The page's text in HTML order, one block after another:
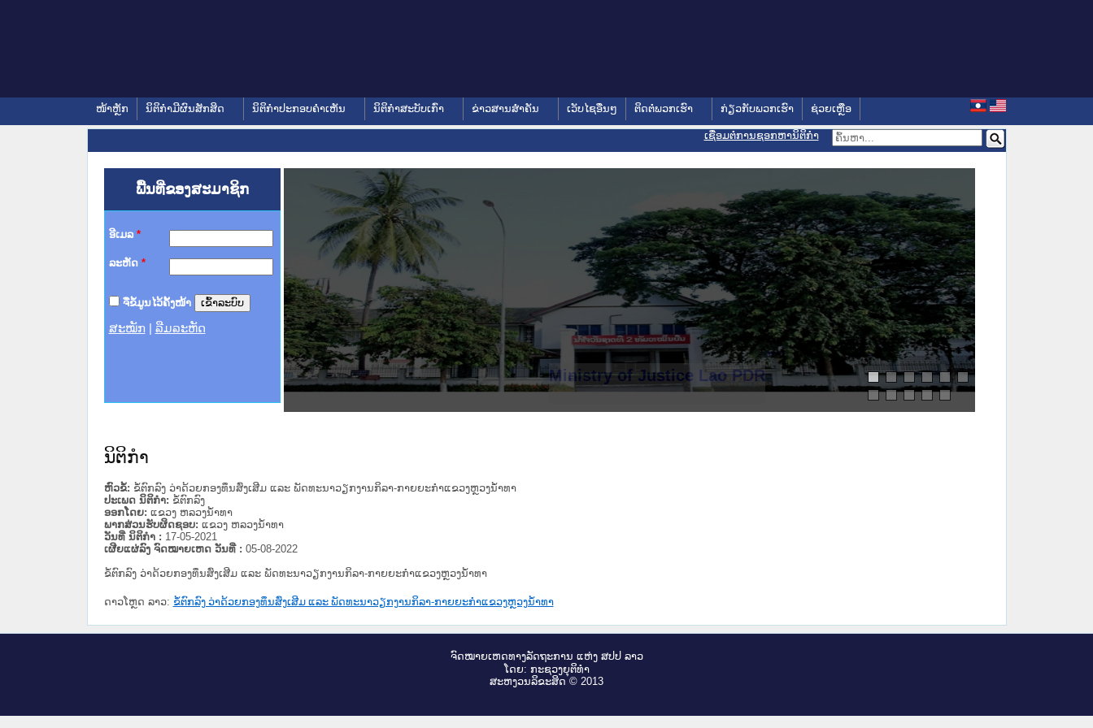
ໜ້າຫຼັກ ນິຕິກໍາມີຜົນສັກສິດ ນິຕິກໍາປະກອບຄໍາເຫັນ ນິຕິກໍາສະບັບເກົ່າ ຂ່າວສານສໍາຄັນ ເວັບໄຊອື່ນໆ ຕິດຕໍ່ພວກເຮົາ ກ່ຽວກັບພວກເຮົາ ຊ່ວຍເຫຼືອ
ເຊື່ອມຕໍ່ການຊອກຫານິຕິກຳ
ພື້ນທີ່ຂອງສະມາຊິກ
ອີເມລ *
ລະຫັດ *
ຈື່ຂໍ້ມູນໄວ້ຄັ້ງໜ້າ
ສະໝັກ ລືມລະຫັດ
Ministry of Justice Lao PDR
ານສະພາປະຊາຊົນ ພາກເໜືອ
ທາງລັດຖະການ
ສຳລັບ ພາກກາງ
ສຳລັບ ພາກໃຕ້
ວິທະຍາຄານຕຳຫຼວດປະຊາຊົນ
ວິທະຍາຄານສັນຕິບານປະຊາຊົນ
າຍເຫດທາງລັດຖະການໃຫ້ຜູ້ປະສານງານ
ຂັ້ນແຂວງພາກເໜືອ
ານສະພາປະຊາຊົນ ພາກກາງ
ນິຕິກໍາ
ຫົວຂໍ້: ຂໍ້ຕົກລົງ ວ່າດ້ວຍກອງທຶນສົ່ງເສີມ ແລະ ພັດທະນາວຽກງານກິລາ-ກາຍຍະກໍາແຂວງຫຼວງນໍ້າທາ
ປະເພດ ນິຕິກໍາ: ຂໍ້ຕົກລົງ
ອອກໂດຍ: ແຂວງ ຫລວງນໍ້າທາ
ພາກສ່ວນຮັບຜິດຊອບ: ແຂວງ ຫລວງນໍ້າທາ
ວັນທີ່ ນິຕິກໍາ : 17-05-2021
ເຜີຍແຜ່ລົງ ຈົດໝາຍເຫດ ວັນທີ່ : 05-08-2022
ຂໍ້ຕົກລົງ ວ່າດ້ວຍກອງທຶນສົ່ງເສີມ ແລະ ພັດທະນາວຽກງານກິລາ-ກາຍຍະກໍາແຂວງຫຼວງນໍ້າທາ
ດາວໂຫຼດ ລາວ: ຂໍ້ຕົກລົງ ວ່າດ້ວຍກອງທຶນສົ່ງເສີມ ແລະ ພັດທະນາວຽກງານກິລາ-ກາຍຍະກໍາແຂວງຫຼວງນໍ້າທາ
ຈົດ​ໝາຍ​ເຫດ​ທາງ​ລັດ​ຖະ​ການ ແຫ່ງ ສ​ປ​ປ ລາວ
ໂດຍ: ກະ​ຊວງຍຸ​ຕິ​ທຳ
ສະ​ຫງວນ​ລິ​ຂະ​ສິດ © 2013